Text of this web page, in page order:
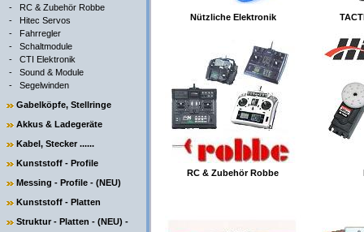
- RC & Zubehör Robbe
- Hitec Servos
- Fahrregler
- Schaltmodule
- CTI Elektronik
- Sound & Module
- Segelwinden
Gabelköpfe, Stellringe
Akkus & Ladegeräte
Kabel, Stecker ......
Kunststoff - Profile
Messing - Profile - (NEU)
Kunststoff - Platten
Struktur - Platten - (NEU) -
Nützliche Elektronik
RC & Zubehör Robbe